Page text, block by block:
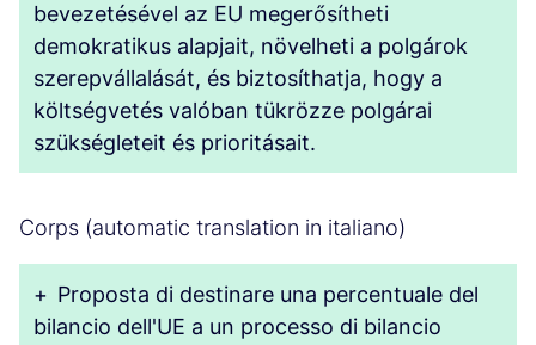
bevezetésével az EU megerősítheti
demokratikus alapjait, növelheti a polgárok
szerepvállalását, és biztosíthatja, hogy a
költségvetés valóban tükrözze polgárai
szükségleteit és prioritásait.
Corps (automatic translation in italiano)
+ Proposta di destinare una percentuale del
bilancio dell'UE a un processo di bilancio